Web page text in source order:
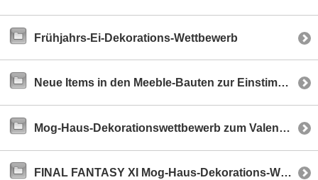
Frühjahrs-Ei-Dekorations-Wettbewerb
Neue Items in den Meeble-Bauten zur Einstimmung auf „Im Banne Adoulins“!
Mog-Haus-Dekorationswettbewerb zum Valentionstag
FINAL FANTASY XI Mog-Haus-Dekorations-Wettbewerb